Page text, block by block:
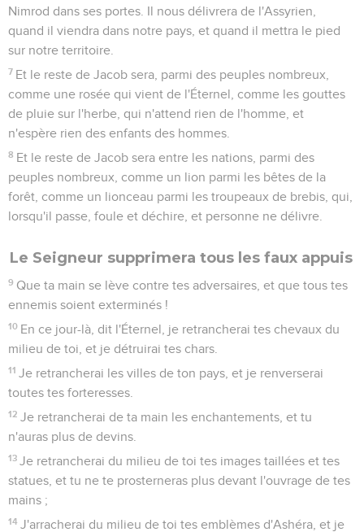
Nimrod dans ses portes. Il nous délivrera de l'Assyrien,
quand il viendra dans notre pays, et quand il mettra le pied
sur notre territoire.
7 Et le reste de Jacob sera, parmi des peuples nombreux,
comme une rosée qui vient de l'Éternel, comme les gouttes
de pluie sur l'herbe, qui n'attend rien de l'homme, et
n'espère rien des enfants des hommes.
8 Et le reste de Jacob sera entre les nations, parmi des
peuples nombreux, comme un lion parmi les bêtes de la
forêt, comme un lionceau parmi les troupeaux de brebis, qui,
lorsqu'il passe, foule et déchire, et personne ne délivre.
Le Seigneur supprimera tous les faux appuis
9 Que ta main se lève contre tes adversaires, et que tous tes
ennemis soient exterminés !
10 En ce jour-là, dit l'Éternel, je retrancherai tes chevaux du
milieu de toi, et je détruirai tes chars.
11 Je retrancherai les villes de ton pays, et je renverserai
toutes tes forteresses.
12 Je retrancherai de ta main les enchantements, et tu
n'auras plus de devins.
13 Je retrancherai du milieu de toi tes images taillées et tes
statues, et tu ne te prosterneras plus devant l'ouvrage de tes
mains ;
14 J'arracherai du milieu de toi tes emblèmes d'Ashéra, et je